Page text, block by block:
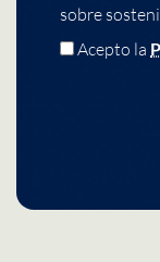
sobre
Acepto la